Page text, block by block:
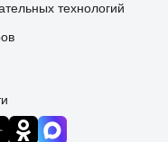
технологий